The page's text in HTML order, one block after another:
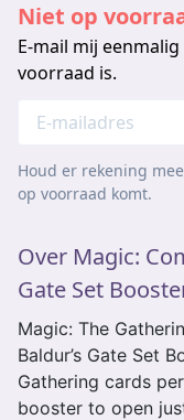
Niet op
E-mail mij
voorraad is.
Houd er rekening
op voorraad komt.
Over Magic:
Gate Set
Magic: The
Baldur’s Gate Set
Gathering cards
booster to open